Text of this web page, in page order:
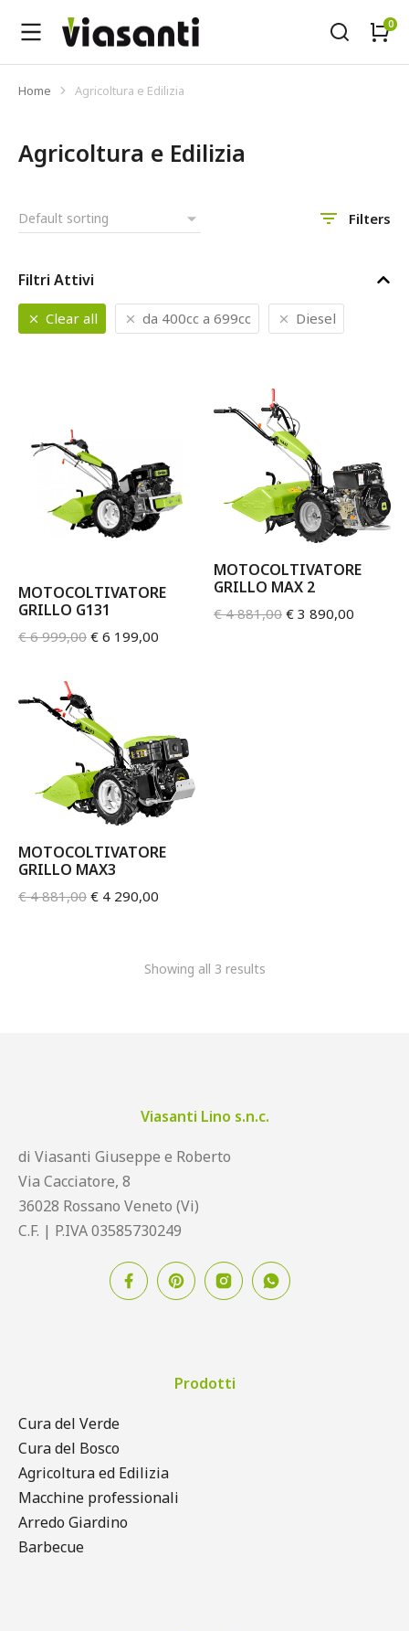
Tu sei qui:
Home Agricoltura e Edilizia
Agricoltura e Edilizia
Filters
Filtri Attivi
Clear all da 400cc a 699cc Diesel
MOTOCOLTIVATORE
GRILLO G131
€6 999,00 € 6 199,00
MOTOCOLTIVATORE
GRILLO MAX 2
€4 881,00 € 3 890,00
MOTOCOLTIVATORE
GRILLO MAX3
€4 881,00 € 4 290,00
Showing all 3 results
Viasanti Lino s.n.c.
di Viasanti Giuseppe e Roberto
Via Cacciatore, 8
36028 Rossano Veneto (Vi)
C.F. | P.IVA 03585730249
Prodotti
Cura del Verde
Cura del Bosco
Agricoltura ed Edilizia
Macchine professionali
Arredo Giardino
Barbecue